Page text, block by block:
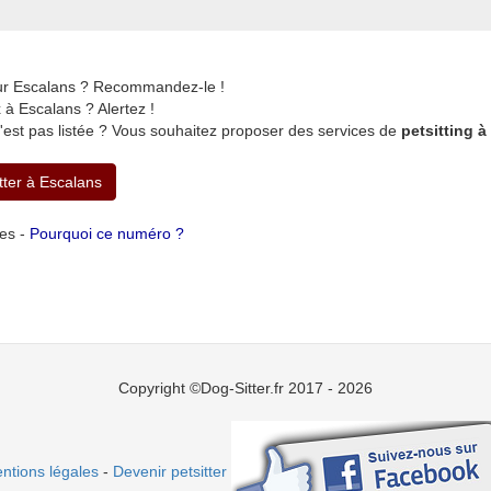
Escalans ? Recommandez-le !
Escalans ? Alertez !
pas listée ? Vous souhaitez proposer des services de petsitting à
à Escalans
- Pourquoi ce numéro ?
Copyright ©Dog-Sitter.fr 2017 - 2026
légales- Devenir petsitter